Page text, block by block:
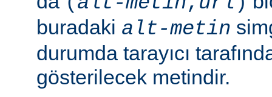
buradaki alt-metin
durumda tarayıcı
gösterilecek metindir.